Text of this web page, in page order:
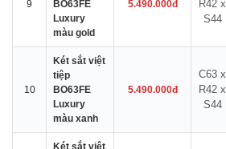
9
BO63FE
Luxury
màu gold
5.490.000đ
R42 x
S44
10
Két sắt việt
tiệp
BO63FE
Luxury
màu xanh
5.490.000đ
C63 x
R42 x
S44
Két sắt việt